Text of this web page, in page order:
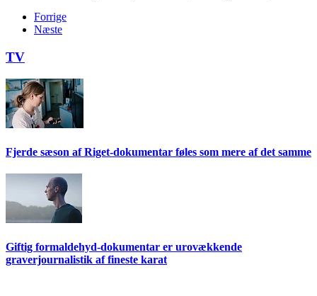
Forrige
Næste
TV
Fjerde sæson af Riget-dokumentar føles som mere af det samme
Giftig formaldehyd-dokumentar er urovækkende
graverjournalistik af fineste karat